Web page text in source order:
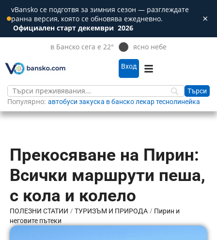
vBansko се подготвя за зимния сезон — разглеждате
ранна версия, която се обновява ежедневно.
Официален старт декември 2026
×
в Банско сега е 22° ясно небе
Вход
Популярно: автобуси закуска в бансколекартеснолинейка
Прекосяване на Пирин:
Всички маршрути пеша,
с кола и колело
ПОЛЕЗНИ СТАТИИ / ТУРИЗЪМ И ПРИРОДА / Пирин и
неговите пътеки